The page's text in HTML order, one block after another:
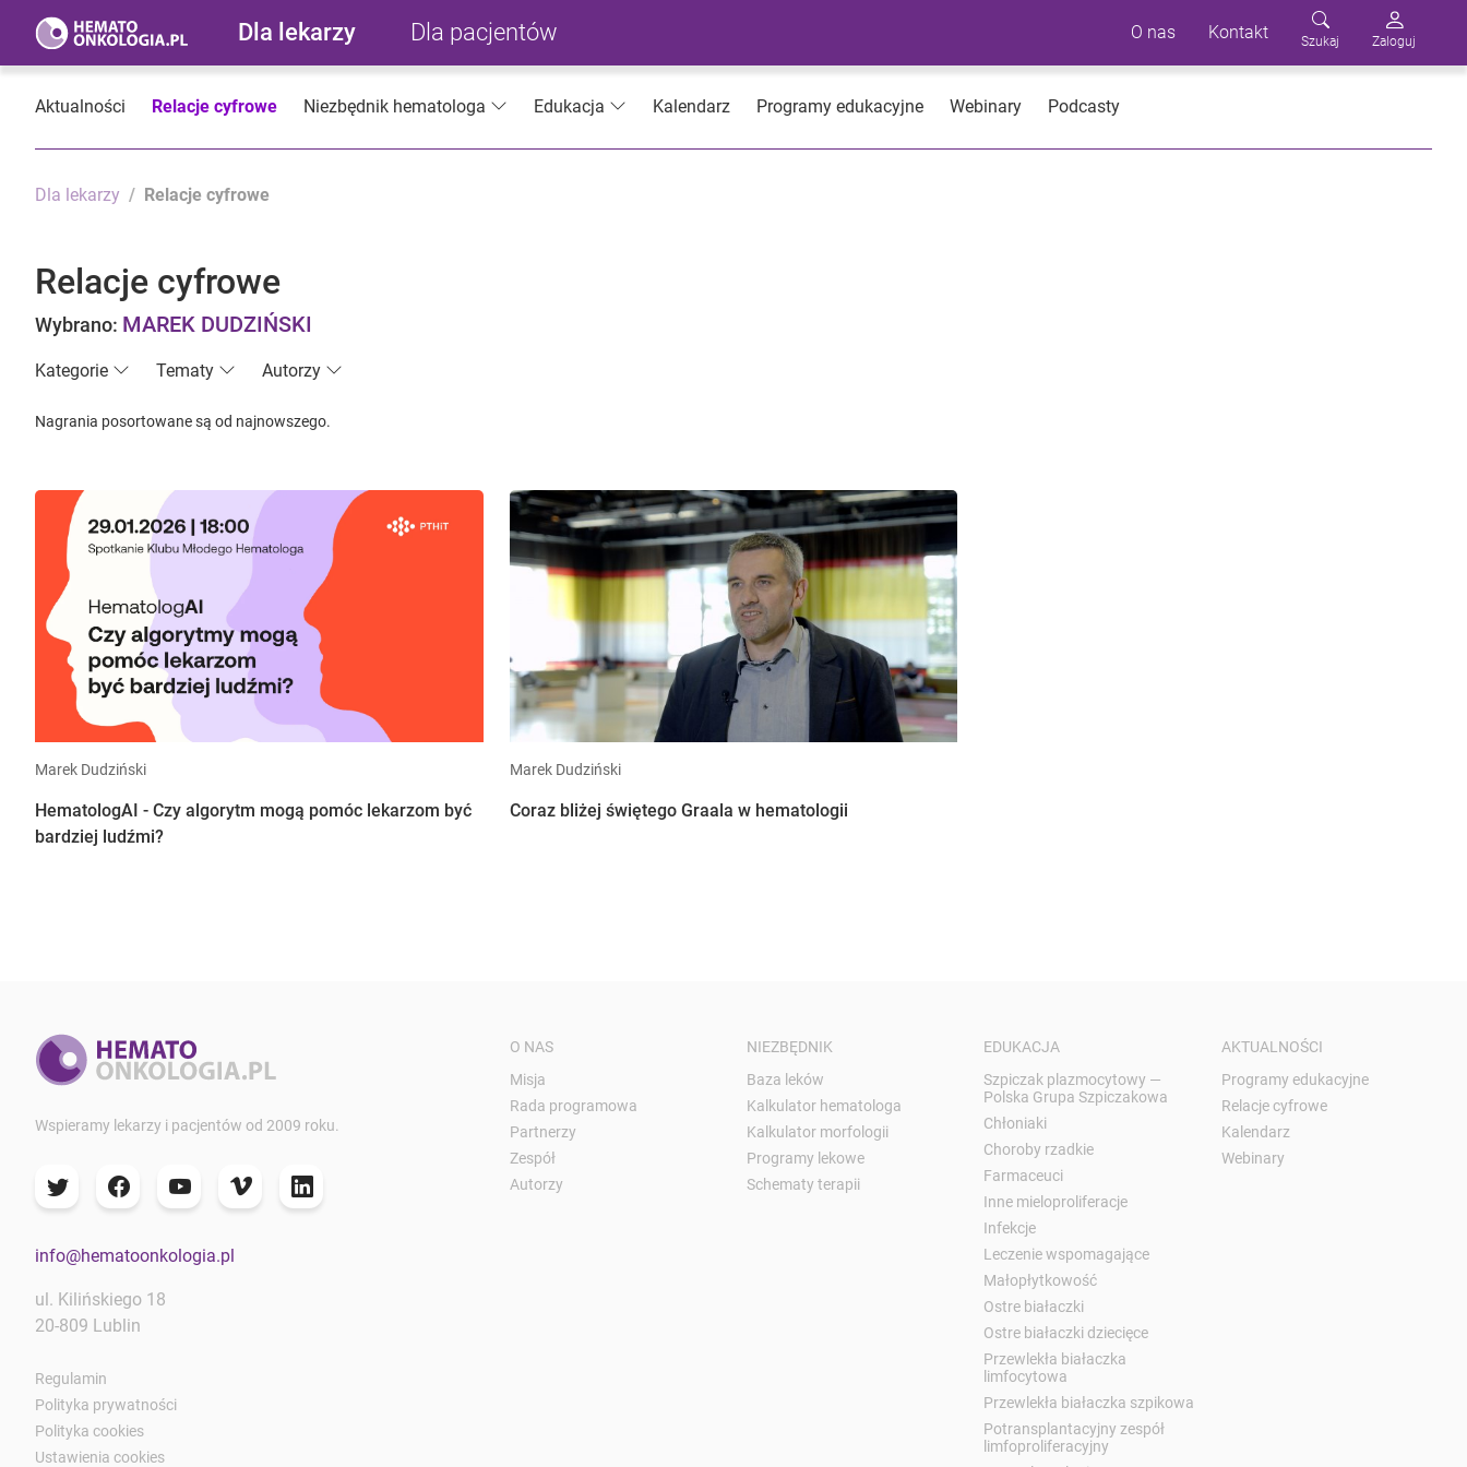
Dla lekarzy Dla pacjentów O nas Kontakt Szukaj Zaloguj
Aktualności Relacje cyfrowe Niezbędnik hematologa Edukacja Kalendarz Programy edukacyjne Webinary Podcasty
Dla lekarzy Relacje cyfrowe
Relacje cyfrowe
Wybrano: MAREK DUDZIŃSKI
Kategorie Tematy Autorzy
Nagrania posortowane są od najnowszego.
Marek Dudziński
HematologAI - Czy algorytm mogą pomóc lekarzom być
bardziej ludźmi?
Marek Dudziński
Coraz bliżej świętego Graala w hematologii
Wspieramy lekarzy i pacjentów od 2009 roku.
info@hematoonkologia.pl
ul. Kilińskiego 18
20-809 Lublin
Regulamin
Polityka prywatności
Polityka cookies
Ustawienia cookies
O NAS
Misja
Rada programowa
Partnerzy
Zespół
Autorzy
NIEZBĘDNIK
Baza leków
Kalkulator hematologa
Kalkulator morfologii
Programy lekowe
Schematy terapii
EDUKACJA
Szpiczak plazmocytowy —
Polska Grupa Szpiczakowa
Chłoniaki
Choroby rzadkie
Farmaceuci
Inne mieloproliferacje
Infekcje
Leczenie wspomagające
Małopłytkowość
Ostre białaczki
Ostre białaczki dziecięce
Przewlekła białaczka
limfocytowa
Przewlekła białaczka szpikowa
Potransplantacyjny zespół
limfoproliferacyjny
AKTUALNOŚCI
Programy edukacyjne
Relacje cyfrowe
Kalendarz
Webinary